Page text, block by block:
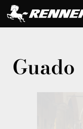
Guado